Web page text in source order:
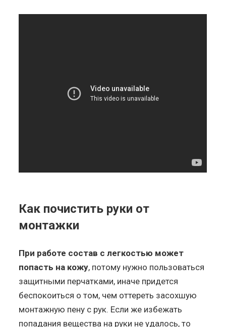
Как почистить руки от
монтажки
При работе состав с легкостью может
попасть на кожу, потому нужно пользоваться
защитными перчатками, иначе придется
беспокоиться о том, чем оттереть засохшую
монтажную пену с рук. Если же избежать
попадания вещества на руки не удалось, то